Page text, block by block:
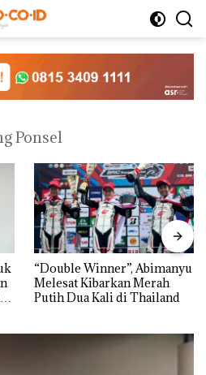
Ponsel
“Double Winner”, Abimanyu
Melesat Kibarkan Merah
Putih Dua Kali di Thailand